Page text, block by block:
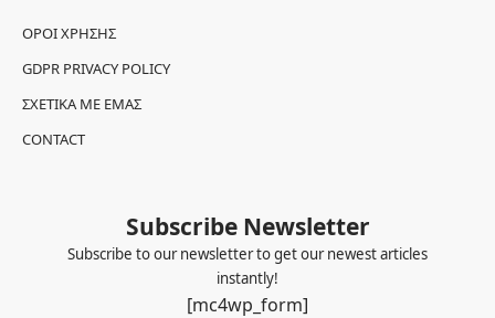
ΌΡΟΙ ΧΡΉΣΗΣ
GDPR PRIVACY POLICY
ΣΧΕΤΙΚΆ ΜΕ ΕΜΆΣ
CONTACT
Subscribe Newsletter
Subscribe to our newsletter to get our newest articles
instantly!
[mc4wp_form]